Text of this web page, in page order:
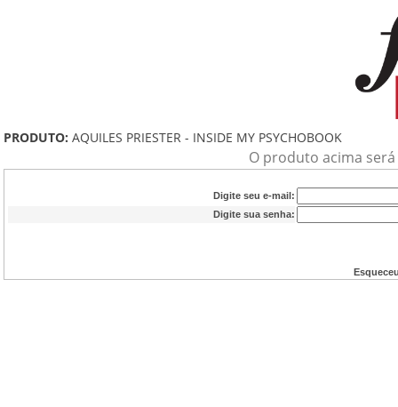
PRODUTO: AQUILES PRIESTER - INSIDE MY PSYCHOBOOK
O produto acima
Digite seu e-mail:
Digite sua senha: